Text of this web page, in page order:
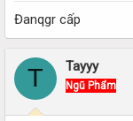
Đanqgr cấp
T Tayyy
Ngũ Phẩm